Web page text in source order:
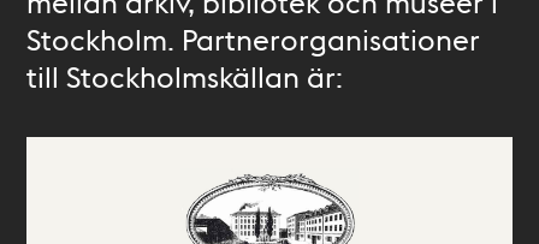
Stockholm. Partnerorganisationer
till Stockholmskällan är: